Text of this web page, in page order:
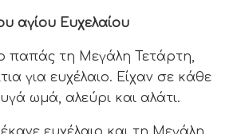
αγίου Ευχελαίου
παπάς τη Μεγάλη Τετάρτη,
για ευχέλαιο. Είχαν σε κάθε
ωμά, αλεύρι και αλάτι.